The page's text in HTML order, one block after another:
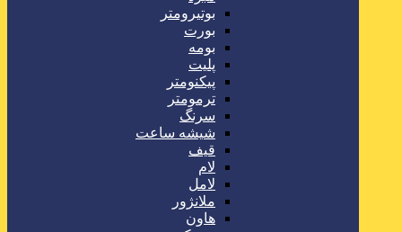
بوتیرومتر
بورت
بومه
پلیت
پیکنومتر
ترمومتر
سرنگ
شیشه ساعت
قیف
لام
لامل
ملانژور
هاون